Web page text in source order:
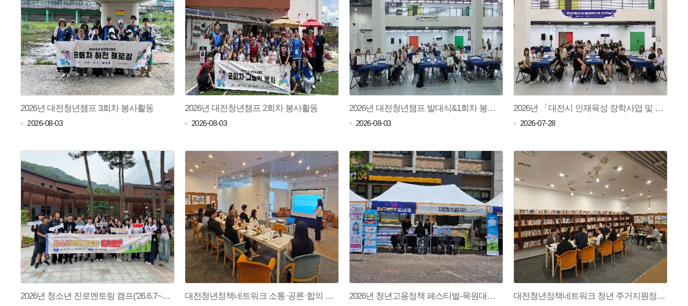
2026년 대전청년챔프 3회차 봉사활동
2026-08-03
2026년 대전청년챔프 2회차 봉사활동
2026-08-03
2026년 대전청년챔프 발대식&1회차 봉사활동
2026-08-03
2026년 「대전시 인재육성 장학사업 및 진로멘토링」국외 진로탐방 발대식 및 사전교육(1차)
2026-07-28
2026년 청소년 진로멘토링 캠프('26.6.7~6.8) 대전청년정책네트워크 소통·공론·합의 플랫폼 상반기 숙의토론회(26.04.30.) 2026년 청년고용정책 페스티벌-목원대학교(26.05.13.) 대전청년정책네트워크 청년 주거지원정책 현장간담회(26.05.12.)